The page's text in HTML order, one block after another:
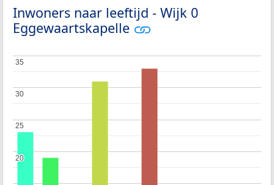
Inwoners naar leeftijd - Wijk 0
Eggewaartskapelle
20
20
25
25
30
30
35
35